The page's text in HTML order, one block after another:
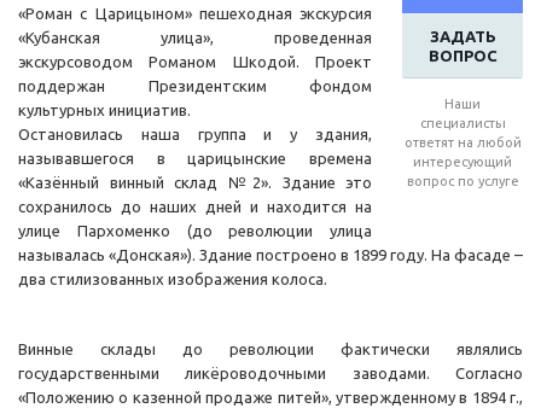
ЗАДАТЬ
ВОПРОС
Наши
специалисты
ответят на любой
интересующий
вопрос по услуге
«Роман с Царицыном» пешеходная экскурсия
«Кубанская улица», проведенная
экскурсоводом Романом Шкодой. Проект
поддержан Президентским фондом
культурных инициатив.
Остановилась наша группа и у здания,
называвшегося в царицынские времена
«Казённый винный склад №2». Здание это
сохранилось до наших дней и находится на
улице Пархоменко (до революции улица
называлась «Донская»). Здание построено в 1899 году. На фасаде –
два стилизованных изображения колоса.
Винные склады до революции фактически являлись
государственными ликёроводочными заводами. Согласно
«Положению о казенной продаже питей», утвержденному в 1894 г.,